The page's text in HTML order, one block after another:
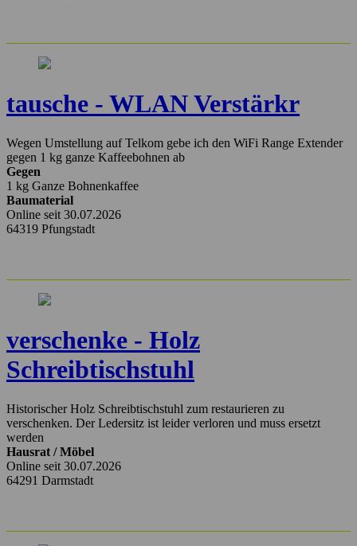
tausche - WLAN Verstärkr
Wegen Umstellung auf Telkom gebe ich den WiFi Range Extender
gegen 1 kg ganze Kaffeebohnen ab
Gegen
1 kg Ganze Bohnenkaffee
Baumaterial
Online seit 30.07.2026
64319 Pfungstadt
verschenke - Holz
Schreibtischstuhl
Historischer Holz Schreibtischstuhl zum restaurieren zu
verschenken. Der Ledersitz ist leider verloren und muss ersetzt
werden
Hausrat / Möbel
Online seit 30.07.2026
64291 Darmstadt